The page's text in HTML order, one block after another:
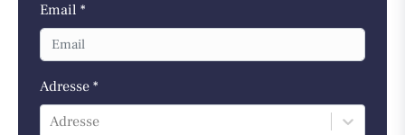
Email *
Adresse *
Adresse